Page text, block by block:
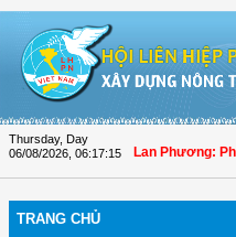
Thursday, Day
06/08/2026 06:17:15
Quốc hội Trần Lan Phương:
TRANG CHỦ